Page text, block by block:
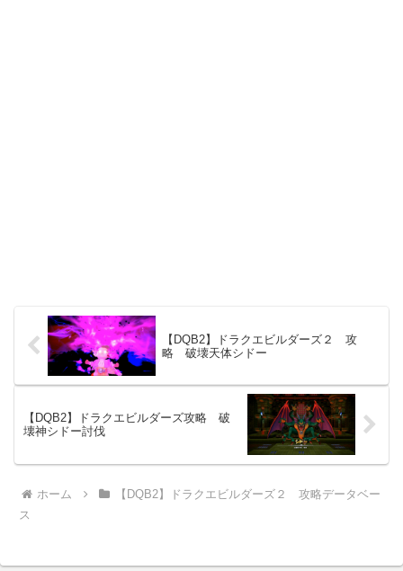
【DQB2】ドラクエビルダーズ２ 攻
略 破壊天体シドー
【DQB2】ドラクエビルダーズ攻略 破
壊神シドー討伐
ホーム
【DQB2】ドラクエビルダーズ２ 攻略データベー
ス